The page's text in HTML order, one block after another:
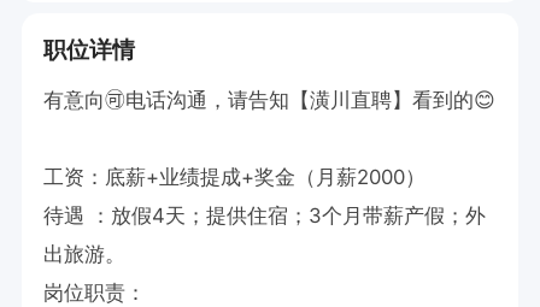
职位详情
有意向🉑电话沟通，请告知【潢川直聘】看到的😊
工资：底薪+业绩提成+奖金（月薪2000）
待遇 ：放假4天；提供住宿；3个月带薪产假；外
出旅游。
岗位职责：